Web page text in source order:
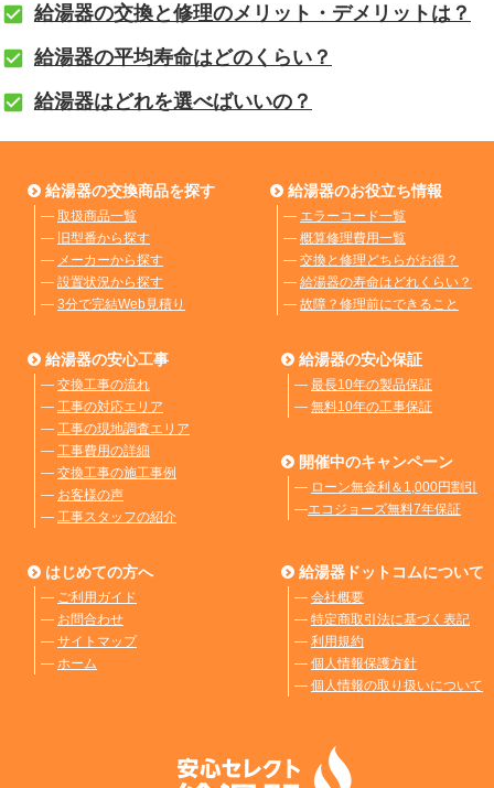
給湯器の交換と修理のメリット・デメリットは？
給湯器の平均寿命はどのくらい？
給湯器はどれを選べばいいの？
給湯器の交換商品を探す
― 取扱商品一覧
― 旧型番から探す
― メーカーから探す
― 設置状況から探す
― 3分で完結Web見積り
給湯器のお役立ち情報
― エラーコード一覧
― 概算修理費用一覧
― 交換と修理どちらがお得？
― 給湯器の寿命はどれくらい？
― 故障？修理前にできること
給湯器の安心工事
― 交換工事の流れ
― 工事の対応エリア
― 工事の現地調査エリア
― 工事費用の詳細
― 交換工事の施工事例
― お客様の声
― 工事スタッフの紹介
給湯器の安心保証
― 最長10年の製品保証
― 無料10年の工事保証
開催中のキャンペーン
― ローン無金利＆1,000円割引
―エコジョーズ無料7年保証
はじめての方へ
― ご利用ガイド
― お問合わせ
― サイトマップ
― ホーム
給湯器ドットコムについて
― 会社概要
― 特定商取引法に基づく表記
― 利用規約
― 個人情報保護方針
― 個人情報の取り扱いについて